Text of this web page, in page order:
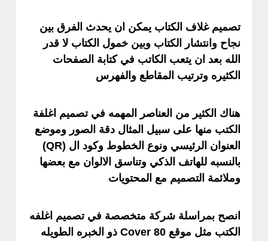
تصميم غلاف الكتاب يمكن ان يحدث الفرق بين
نجاح وانتشار الكتاب وبين خمول الكتاب لا قدر
الله بعد ان يتعب الكاتب في كتابة الصفحات
الكثيره وترتيب المقاطع والفهرس
هناك الكثير من العناصر المهمه في تصميم اغلفة
الكتب منها على سبيل المثال دقة الصور وموضع
العنوان الرئيسي ونوع الخطوط وكود ال (QR)
بالنسبه للهاتف الذكي وتناسق الالوان مع بعضها
وملائمة التصميم مع المحتويات
انصح بمراسلة شركة متخصصة في تصميم اغلفه
الكتب مثل موقع Cover 80 ذو الخبره الطويله